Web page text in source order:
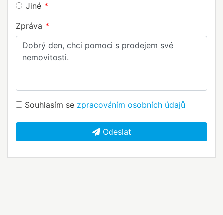
Jiné
Zpráva
Souhlasím se zpracováním osobních údajů
Odeslat